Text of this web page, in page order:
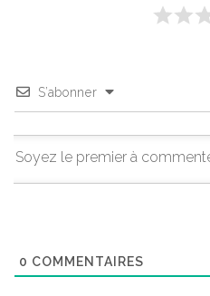
S’abonner
0 COMMENTAIRES